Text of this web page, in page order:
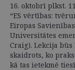
16. oktobrī plkst.
“ES vērtības:
Eiropas
Universitātes
Craig). Lekcija
skaidrots, ko
kā tas ietekmē